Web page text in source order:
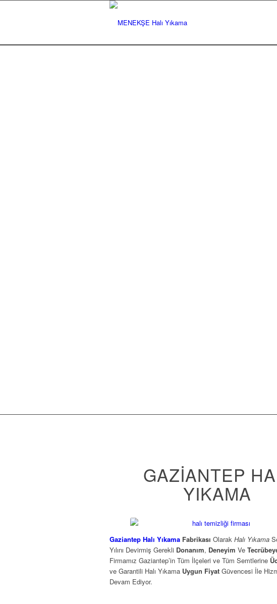
GAZIANTEP
YIKAMA
Gaziantep Halı Yıkama Fabrikası Olarak Halı Yıkama
Yılını Devirmiş Gerekli Donanım, Deneyim Ve
Firmamız Gaziantep’in Tüm İlçeleri ve Tüm Semtlerine
ve Garantili Halı Yıkama Uygun Fiyat Güvencesi İle
Devam Ediyor.